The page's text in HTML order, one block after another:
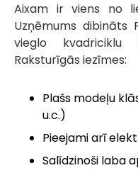
Aixam ir viens no
Uzņēmums dibināts
vieglo
Raksturīgās iezīmes:
Plašs modeļu
u.c.)
Pieejami arī
Salīdzinoši laba